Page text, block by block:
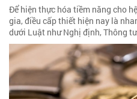
Để hiện thực hóa tiềm năng cho
gia, điều cấp thiết hiện nay là
dưới Luật như Nghị định, Thông